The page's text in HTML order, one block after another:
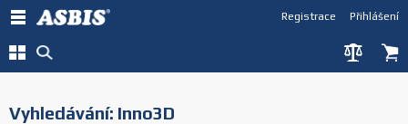
Přihlášení
Registrace
Vyhledávání: Inno3D